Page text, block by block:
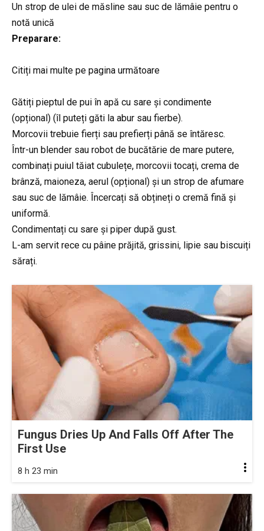
Un strop de ulei de măsline sau suc de lămâie pentru o
notă unică
Preparare:
Citiți mai multe pe pagina următoare
Gătiți pieptul de pui în apă cu sare și condimente
(opțional) (îl puteți găti la abur sau fierbe).
Morcovii trebuie fierți sau prefierți până se întăresc.
Într-un blender sau robot de bucătărie de mare putere,
combinați puiul tăiat cubulețe, morcovii tocați, crema de
brânză, maioneza, aerul (opțional) și un strop de afumare
sau suc de lămâie. Încercați să obțineți o cremă fină și
uniformă.
Condimentați cu sare și piper după gust.
L-am servit rece cu pâine prăjită, grissini, lipie sau biscuiți
sărați.
Fungus Dries Up And Falls Off After The
First Use
8 h 23 min